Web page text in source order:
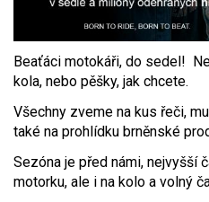
Beaťáci motokáři, do sedel!
kola, nebo pěšky, jak chcete.
Všechny zveme na kus řeči,
také na prohlídku brněnské
Sezóna je před námi, nejvyšší
motorku, ale i na kolo a volný